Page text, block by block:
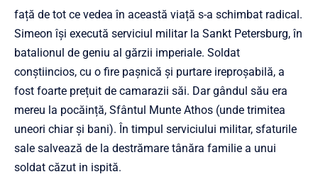
față de tot ce vedea în această viață s-a schimbat radical.
Simeon își execută serviciul militar la Sankt Petersburg, în
batalionul de geniu al gărzii imperiale. Soldat
conștiincios, cu o fire pașnică și purtare ireproșabilă, a
fost foarte prețuit de camarazii săi. Dar gândul său era
mereu la pocăință, Sfântul Munte Athos (unde trimitea
uneori chiar și bani). În timpul serviciului militar, sfaturile
sale salvează de la destrămare tânăra familie a unui
soldat căzut in ispită.